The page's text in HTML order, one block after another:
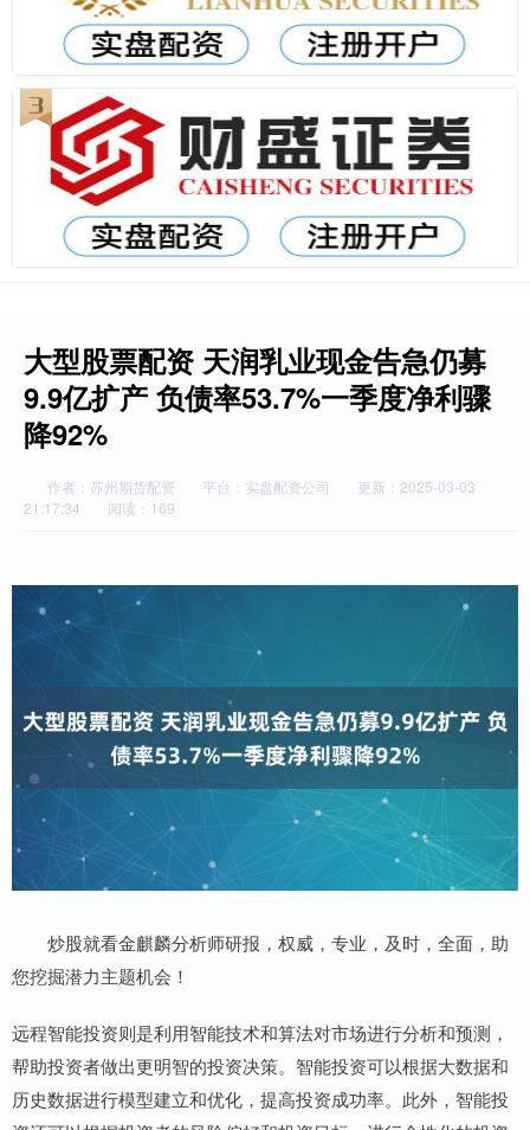
大型股票配资 天润乳业现金告急仍募
9.9亿扩产 负债率53.7%一季度净利骤
降92%
作者：苏州期货配资 平台：实盘配资公司
更新：2025-03-03
21:17:34
阅读：169
炒股就看金麒麟分析师研报，权威，专业，及时，全面，助
您挖掘潜力主题机会！
远程智能投资则是利用智能技术和算法对市场进行分析和预测，
帮助投资者做出更明智的投资决策。智能投资可以根据大数据和
历史数据进行模型建立和优化，提高投资成功率。此外，智能投